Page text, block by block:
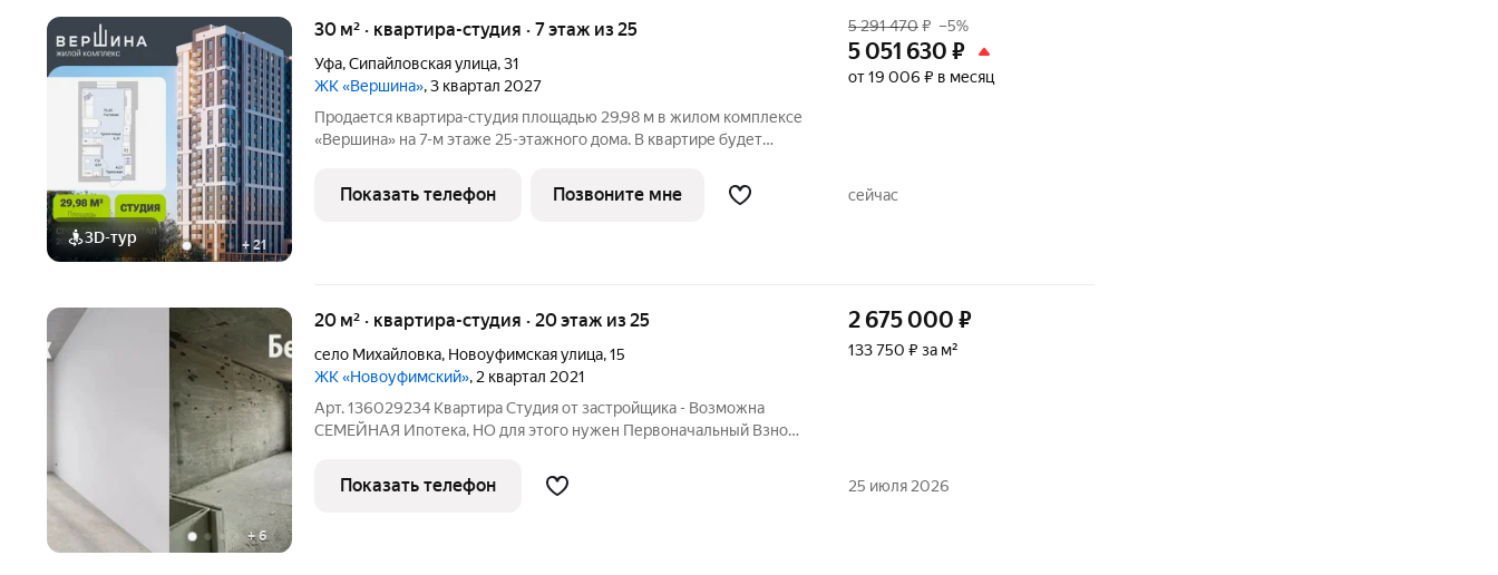
3D-тур + 21
30 м² · квартира-студия · 7 этаж из 25
Уфа,Сипайловская улица,31
ЖК «Вершина», 3 квартал 2027
Продается квартира-студия площадью 29,98 м в жилом комплексе
«Вершина» на 7-м этаже 25-этажного дома. В квартире будет
Окна выходят во двор. Высота потолков 2,7 м. Квартира продается
5 291 470₽ –5%
5 051 630 ₽
от 19 006 ₽ в месяц
Показать телефон Позвоните мне сейчас
+6
20 м² · квартира-студия · 20 этаж из 25
село Михайловка, Новоуфимская улица,15
ЖК «Новоуфимский», 2 квартал 2021
Арт. 136029234 Квартира Студия от застройщика - Возможна
СЕМЕЙНАЯ Ипотека, НО для этого нужен Первоначальный Взнос
что позволяет существенно сэкономить на квартплате. Видовая
квартира -
2 675 000 ₽
133 750 ₽ за м²
Показать телефон 25 июля 2026